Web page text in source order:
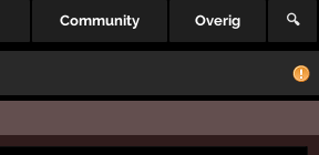
Community Overig 🔍